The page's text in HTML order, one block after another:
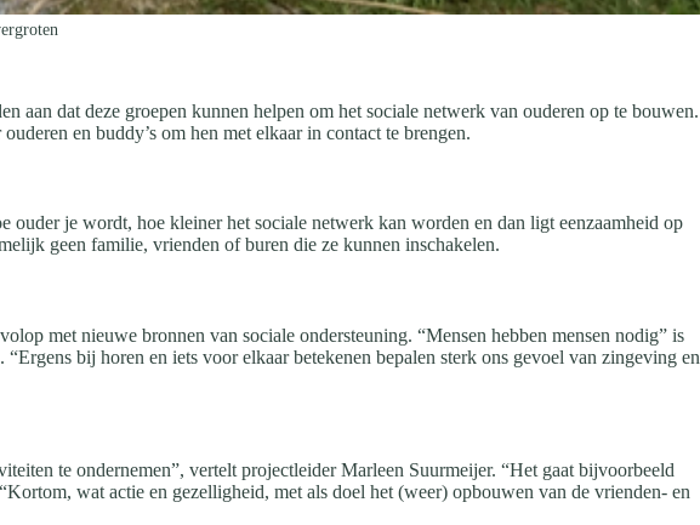
aan dat deze groepen kunnen helpen om het sociale netwerk van ouderen op te bouwen.
en buddy’s om hen met elkaar in contact te brengen.
je wordt, hoe kleiner het sociale netwerk kan worden en dan ligt eenzaamheid op
geen familie, vrienden of buren die ze kunnen inschakelen.
met nieuwe bronnen van sociale ondersteuning. “Mensen hebben mensen nodig” is
bij horen en iets voor elkaar betekenen bepalen sterk ons gevoel van zingeving en
te ondernemen”, vertelt projectleider Marleen Suurmeijer. “Het gaat bijvoorbeeld
wat actie en gezelligheid, met als doel het (weer) opbouwen van de vrienden- en